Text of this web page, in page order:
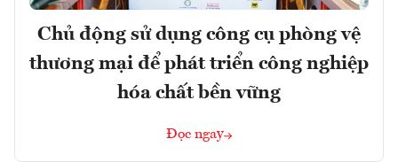
Chủ động sử dụng công cụ phòng vệ
thương mại để phát triển công nghiệp
hóa chất bền vững
Đọc ngay